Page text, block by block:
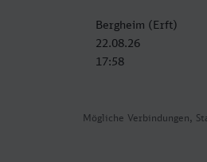
Mögliche Verbindungen,
Bergheim (Erft)
22.08.26
17:58